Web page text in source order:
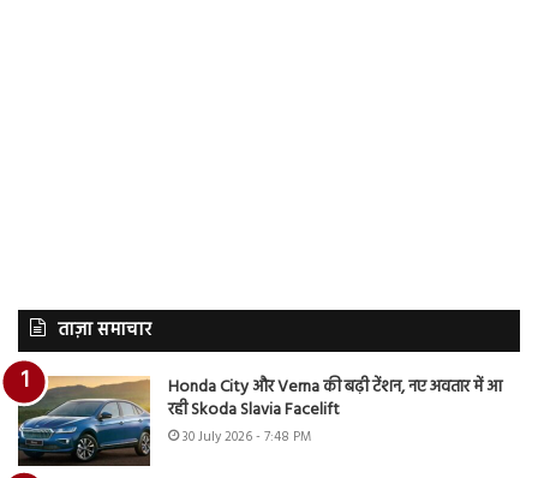
ताज़ा समाचार
Honda City और Verna की बढ़ी टेंशन, नए अवतार में आ
रही Skoda Slavia Facelift
30 July 2026 - 7:48 PM